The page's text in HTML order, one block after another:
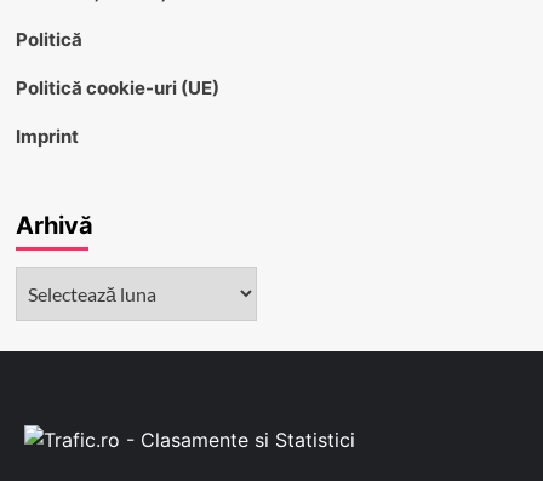
Politică
Politică cookie-uri (UE)
Imprint
Arhivă